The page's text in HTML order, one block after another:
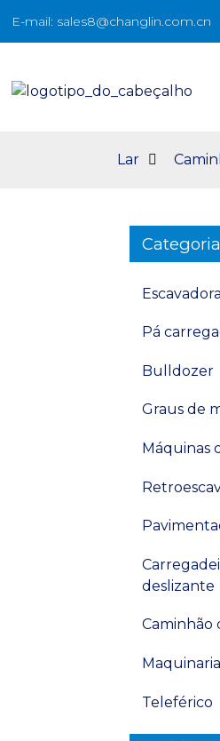
E-mail: sales8@changlin.com.cn
Lar
Escavadora
Pá
Bulldozer
Graus de
Máquinas
deslizante
Caminhão
Teleférico